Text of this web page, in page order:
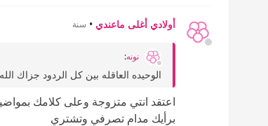
أولادي أغلى ماعندي • سنة
نونه:
الوحيده العاقله بين كل الردود جزاك
اعتقد انتي متزوجة وعلى كلامك
برأيك مدام تصرفي وتشتري